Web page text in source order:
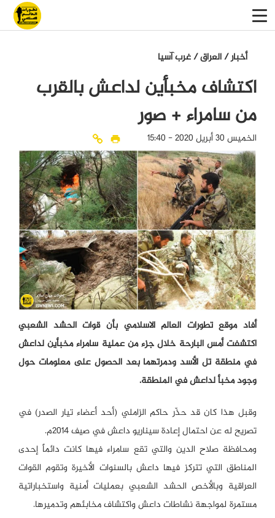
أخبار/العراق/غرب آسيا
اكتشاف مخبأين لداعش بالقرب
من سامراء + صور
الخميس 30 أبريل 2020 - 15:40
أفاد موقع تطورات العالم الاسلامي بأن قوات الحشد الشعبي
اكتشفت أمس البارحة خلال جزء من عملية سامراء مخبأين لداعش
في منطقة تل الأسد ودمرتهما بعد الحصول على معلومات حول
وجود مخبأ لداعش في المنطقة.
وقبل هذا كان قد حذّر حاكم الزاملي (أحد أعضاء تيار الصدر) في
تصريح له عن احتمال إعادة سيناريو داعش في صيف 2014م.
ومحافظة صلاح الدين والتي تقع سامراء فيها كانت دائماً إحدى
المناطق التي تتركز فيها داعش بالسنوات الأخيرة وتقوم القوات
العراقية وبالأخص الحشد الشعبي بعمليات أمنية واستخباراتية
مستمرة لمواجهة نشاطات داعش واكتشاف مخابئهم وتدميرها.